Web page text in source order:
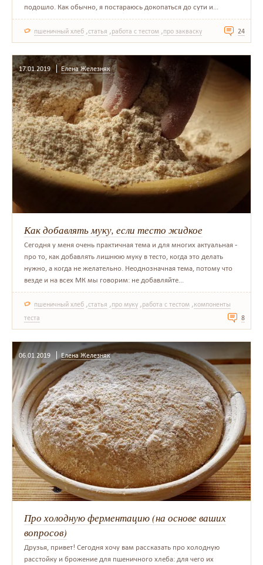
подошло. Как обычно, я постараюсь докопаться до сути и...
пшеничный хлеб ,статья ,работа с тестом ,про закваску 24
17.01.2019 Елена Железняк
Как добавлять муку, если тесто жидкое
Сегодня у меня очень практичная тема и для многих актуальная -
про то, как добавлять лишнюю муку в тесто, когда это делать
нужно, а когда не желательно. Неоднозначная тема, потому что
везде и на всех МК мы говорим: не добавляйте...
пшеничный хлеб ,статья ,про муку ,работа с тестом ,компоненты
теста
8
06.01.2019 Елена Железняк
Про холодную ферментацию (на основе ваших
вопросов)
Друзья, привет! Сегодня хочу вам рассказать про холодную
расстойку и брожение для пшеничного хлеба: для чего их